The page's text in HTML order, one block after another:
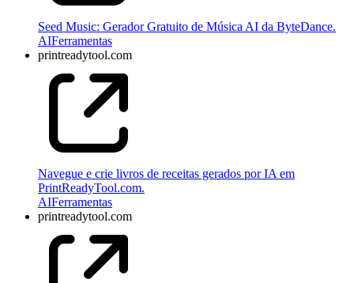
Seed Music: Gerador Gratuito de Música AI da ByteDance.
AIFerramentas
printreadytool.com
Navegue e crie livros de receitas gerados por IA em
PrintReadyTool.com.
AIFerramentas
printreadytool.com